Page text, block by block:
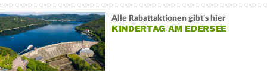
Alle Rabattaktionen gibt's hier
KINDERTAG AM EDERSEE